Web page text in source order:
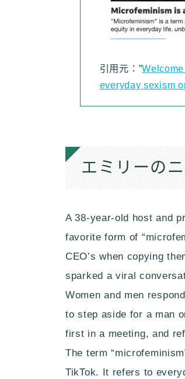
引用元：”
everyday sexism
エミリーの
A 38-year-old host and
favorite form of
CEO’s when copying
sparked a viral
Women and men
to step aside for a man
first in a meeting, and
The term
TikTok. It refers to